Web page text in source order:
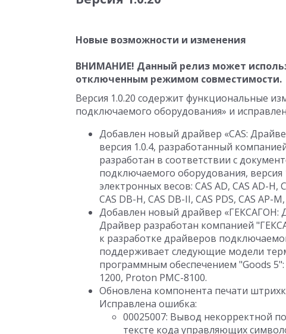
Новые возможности и изменения
ВНИМАНИЕ! Данный релиз может
отключенным режимом совместимости.
Версия 1.0.20 содержит функциональные
подключаемого оборудования» и
Добавлен новый драйвер «CAS:
версия 1.0.4, разработанный
разработан в соответствии с
подключаемого оборудования, версия
электронных весов: CAS AD, CAS AD-H,
CAS DB-H, CAS DB-II, CAS PDS, CAS AP-
Добавлен новый драйвер «ГЕКСАГОН:
Драйвер разработан компанией
к разработке драйверов
поддерживает следующие модели
программным обеспечением "Goods
1200, Proton PMC-8100.
Обновлена компонента печати
Исправлена ошибка:
00025007: Вывод некорректной
тексте кода управляющих